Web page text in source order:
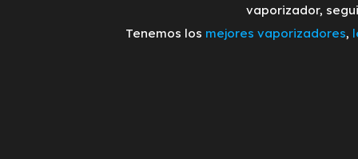
vaporizador,
Tenemos los mejores vaporizadores,